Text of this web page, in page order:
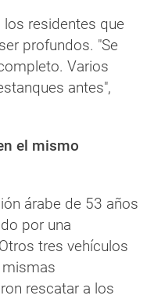
los residentes que
profundos. "Se
Varios
antes",
el mismo
árabe de 53 años
por una
tres vehículos
rescatar a los